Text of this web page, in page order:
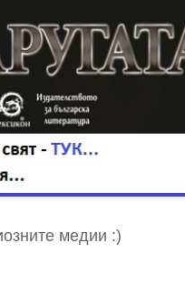
медии :)